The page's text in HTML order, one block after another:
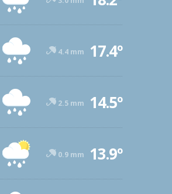
4.4 mm 17.4º
2.5 mm 14.5º
0.9 mm 13.9º